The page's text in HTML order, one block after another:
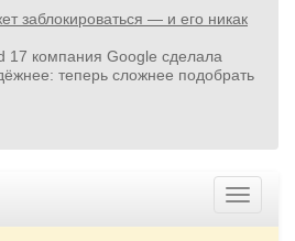
красный
заблокироваться — и его никак
17 компания Google сделала
теперь сложнее подобрать